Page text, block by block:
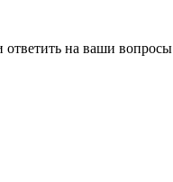
ответить на ваши вопросы